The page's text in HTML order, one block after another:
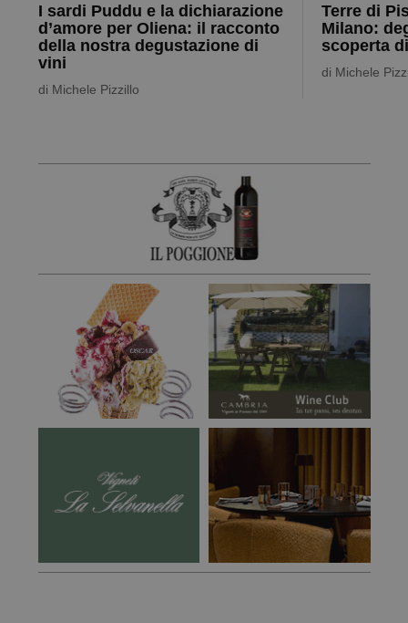
I sardi Puddu e la dichiarazione
d’amore per Oliena: il racconto
della nostra degustazione di
vini
di Michele Pizzillo
Terre di
Milano:
scoperta
di Michele